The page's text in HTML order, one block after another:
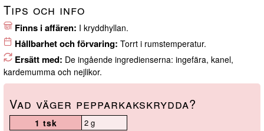
Tips och info
Finns i affären: I kryddhyllan.
Hållbarhet och förvaring: Torrt i rumstemperatur.
Ersätt med: De ingående ingredienserna: ingefära, kanel,
kardemumma och nejlikor.
Vad väger pepparkakskrydda?
1 tsk 2 g